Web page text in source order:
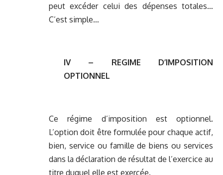
peut excéder celui des dépenses totales…
C’est simple…
IV – REGIME D’IMPOSITION
OPTIONNEL
Ce régime d’imposition est optionnel.
L’option doit être formulée pour chaque actif,
bien, service ou famille de biens ou services
dans la déclaration de résultat de l’exercice au
titre duquel elle est exercée.